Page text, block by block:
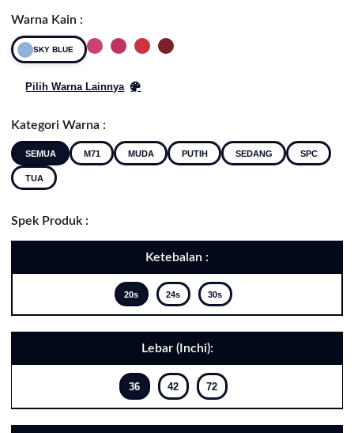
Warna Kain :
SKY BLUE
Pilih Warna Lainnya
Kategori Warna :
SEMUA M71 MUDA PUTIH SEDANG SPC
TUA
Spek Produk :
Ketebalan :
20s 24s 30s
Lebar (Inchi):
36 42 72